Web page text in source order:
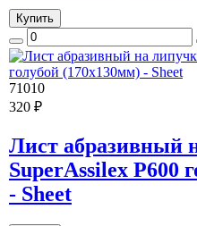
Купить
71010
320 ₽
Лист абразивный
SuperAssilex P600
- Sheet